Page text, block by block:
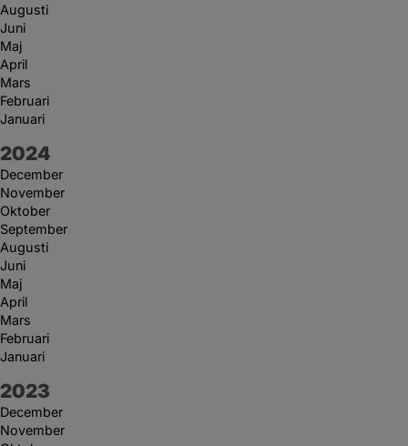
Augusti
Juni
Maj
April
Mars
Februari
Januari
År:
2024
December
November
Oktober
September
Augusti
Juni
Maj
April
Mars
Februari
Januari
År:
2023
December
November